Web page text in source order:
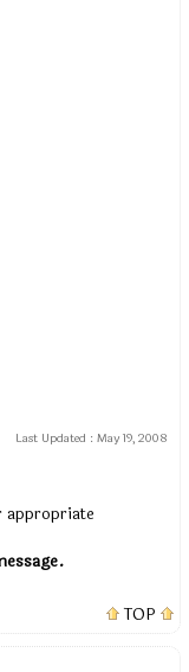
Last Updated : May 19, 2008
appropriate
TOP